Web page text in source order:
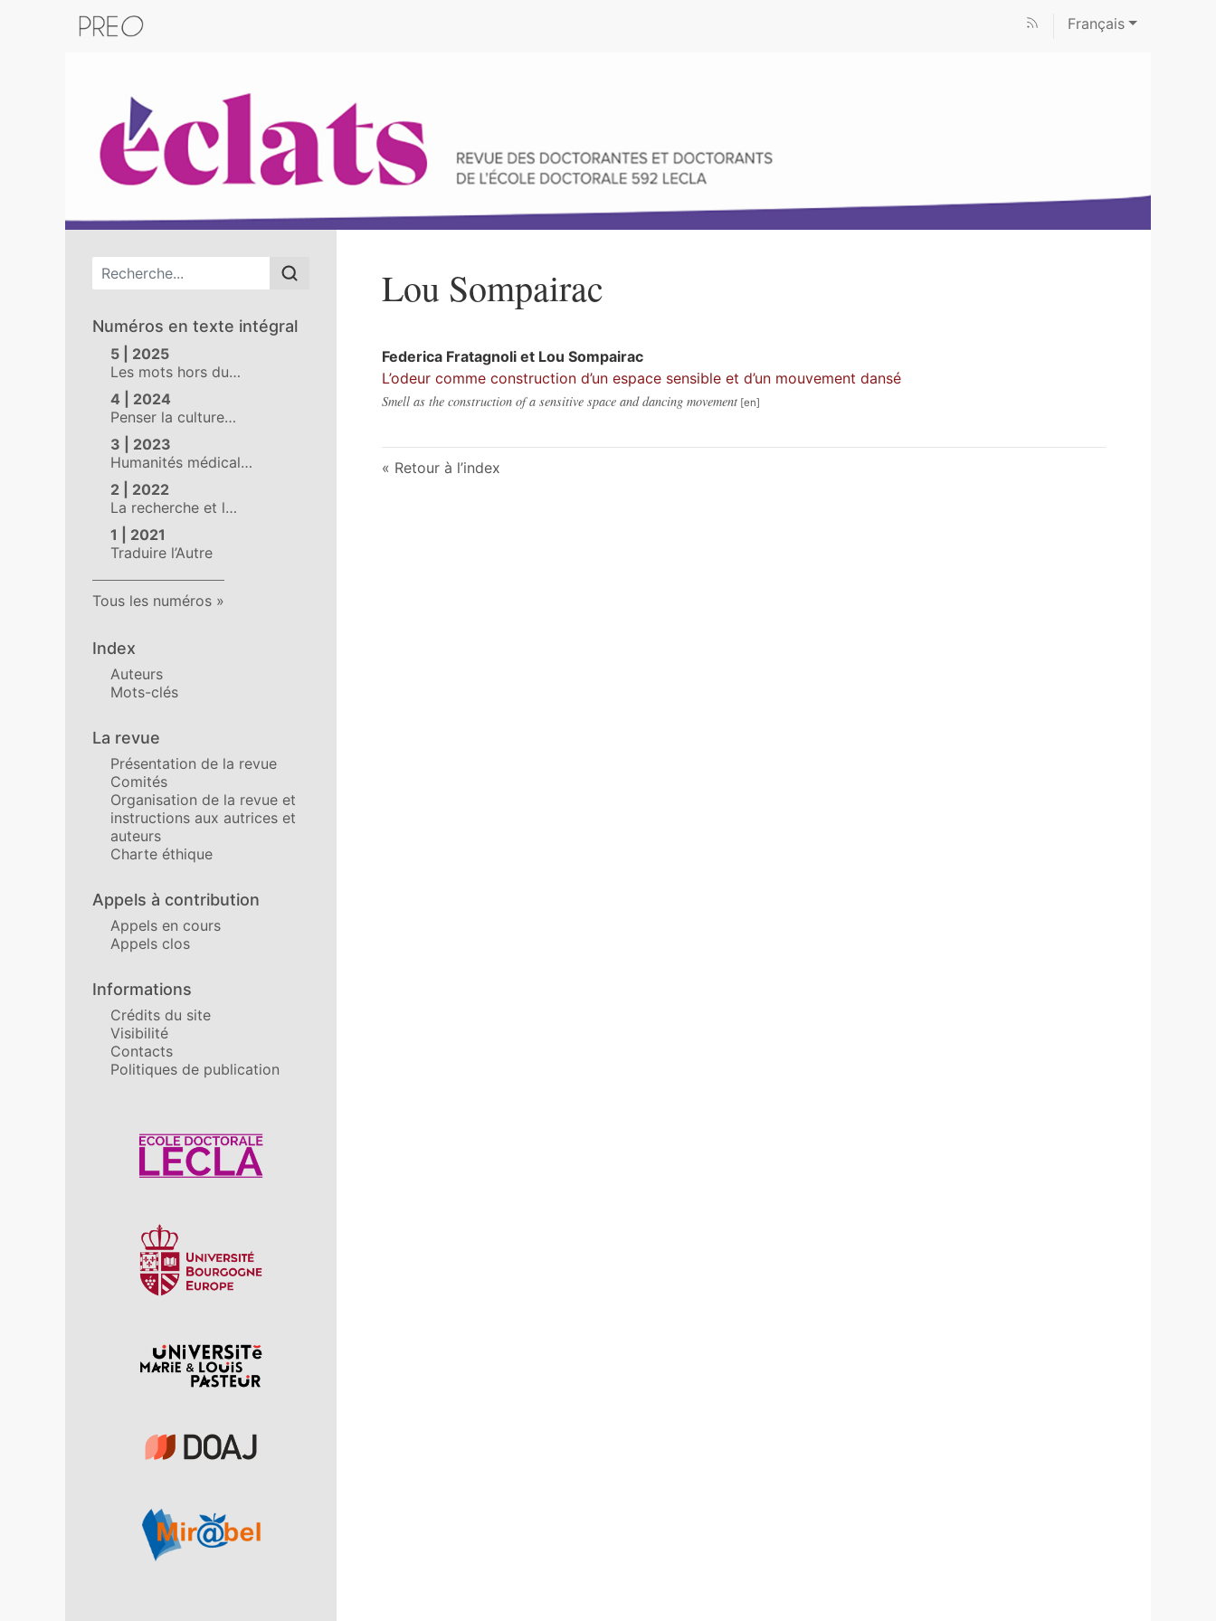
Français
Menu principal
Numéros en texte intégral
5 | 2025
Les mots hors du…
4 | 2024
Penser la culture…
3 | 2023
Humanités médical…
2 | 2022
La recherche et l…
1 | 2021
Traduire l’Autre
Tous les numéros
Index
Auteurs
Mots-clés
La revue
Présentation de la revue
Comités
Organisation de la revue et
instructions aux autrices et
auteurs
Charte éthique
Appels à contribution
Appels en cours
Appels clos
Informations
Crédits du site
Visibilité
Contacts
Politiques de publication
Affiliations/partenaires
Lou Sompairac
Federica Fratagnoli et Lou Sompairac
L’odeur comme construction d’un espace sensible et d’un mouvement dansé
Smell as the construction of a sensitive space and dancing movement
Retour à l’index